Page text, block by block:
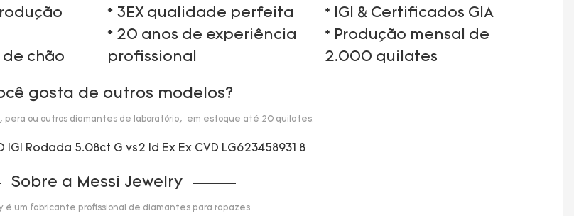
chão
* 3EX qualidade perfeita
* 20 anos de experiência
profissional
* IGI & Certificados GIA
* Produção mensal de
2.000 quilates
gosta de outros modelos?
pera ou outros diamantes de laboratório, em estoque até 20 quilates.
Sobre a Messi Jewelry
é um fabricante profissional de diamantes para rapazes